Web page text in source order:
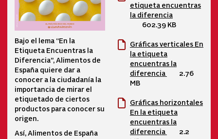
Bajo el lema “En la
Etiqueta Encuentras la
Diferencia”, Alimentos de
España quiere dar a
conocer a la ciudadanía la
importancia de mirar el
etiquetado de ciertos
productos para conocer su
origen.
Así, Alimentos de España
etiqueta encuentras
la diferencia
602.39 KB
Gráficas verticales En
la etiqueta
encuentras la
diferencia
2.76
MB
Gráficas horizontales
En la etiqueta
encuentras la
diferencia
2.2